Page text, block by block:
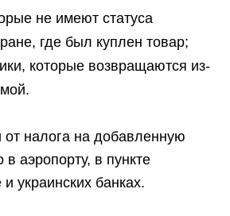
не имеют статуса
где был куплен товар;
которые возвращаются из-
от налога на добавленную
аэропорту, в пункте
украинских банках.